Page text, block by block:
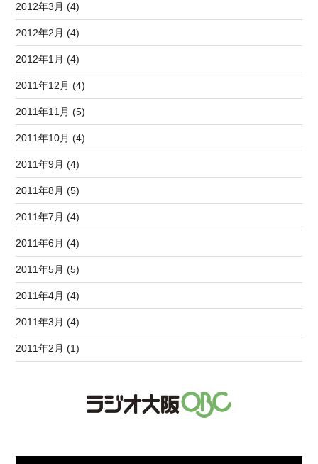
2012年3月 (4)
2012年2月 (4)
2012年1月 (4)
2011年12月 (4)
2011年11月 (5)
2011年10月 (4)
2011年9月 (4)
2011年8月 (5)
2011年7月 (4)
2011年6月 (4)
2011年5月 (5)
2011年4月 (4)
2011年3月 (4)
2011年2月 (1)